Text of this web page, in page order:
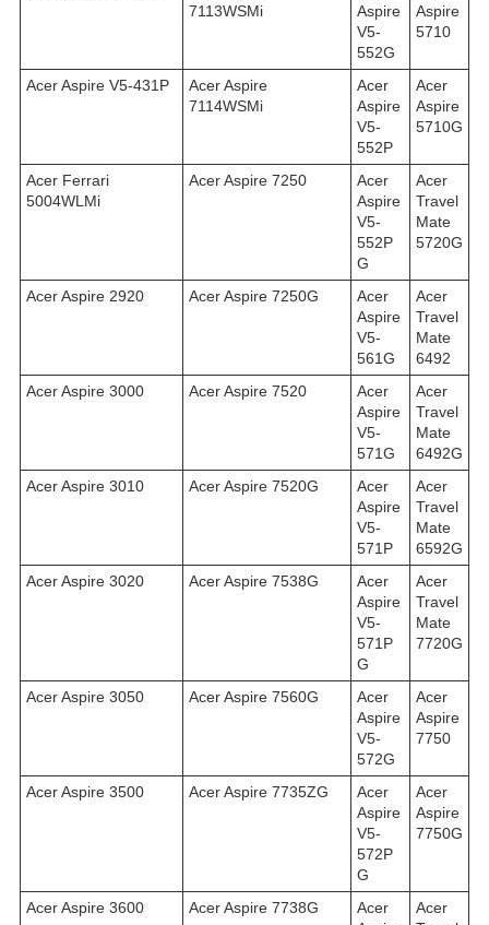
7113WSMi
Aspire
V5-
552G
Aspire
5710
Acer Aspire V5-431P
Acer Aspire
7114WSMi
Acer
Aspire
V5-
552P
Acer
Aspire
5710G
Acer Ferrari
5004WLMi
Acer Aspire 7250
Acer
Aspire
V5-
552P
G
Acer
Travel
Mate
5720G
Acer Aspire 2920 Acer Aspire 7250G
Acer
Aspire
V5-
561G
Acer
Travel
Mate
6492
Acer Aspire 3000
Acer Aspire 7520
Acer
Aspire
V5-
571G
Acer
Travel
Mate
6492G
Acer Aspire 3010
Acer Aspire 7520G
Acer
Aspire
V5-
571P
Acer
Travel
Mate
6592G
Acer Aspire 3020
Acer Aspire 7538G
Acer
Aspire
V5-
571P
G
Acer
Travel
Mate
7720G
Acer Aspire 3050 Acer Aspire 7560G
Acer
Aspire
V5-
572G
Acer
Aspire
7750
Acer Aspire 3500 Acer Aspire 7735ZG
Acer
Aspire
V5-
572P
G
Acer
Aspire
7750G
Acer Aspire 3600 Acer Aspire 7738G
Acer
Acer